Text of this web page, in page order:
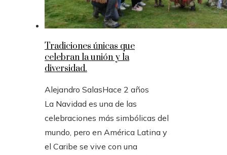
Tradiciones únicas que
celebran la unión y la
diversidad.
Alejandro SalasHace 2 años
La Navidad es una de las
celebraciones más simbólicas del
mundo, pero en América Latina y
el Caribe se vive con una